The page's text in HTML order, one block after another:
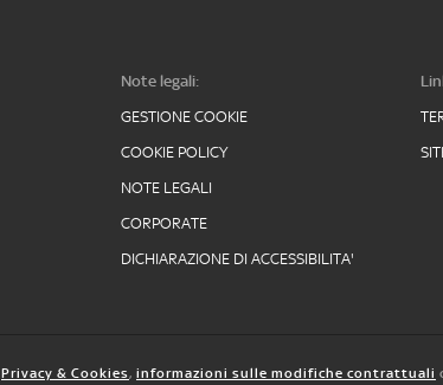
Note legali:
GESTIONE COOKIE
COOKIE POLICY
NOTE LEGALI
CORPORATE
DICHIARAZIONE DI ACCESSIBILITA'
Privacy & Cookies, informazioni sulle modifiche contrattuali